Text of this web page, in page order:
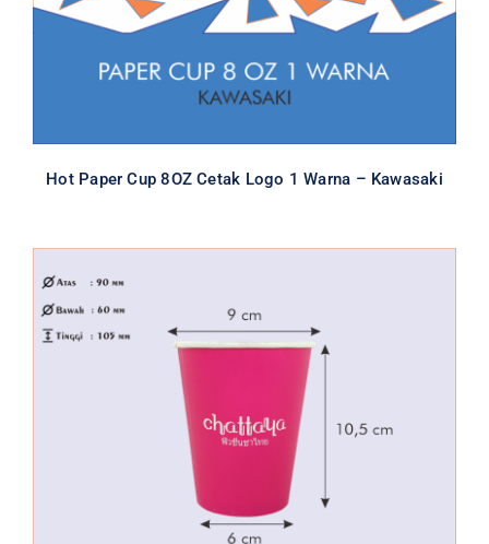
Hot Paper Cup 8OZ Cetak Logo 1 Warna – Kawasaki
Paper Hot Cup 12 Oz Logo 1 Warna –
Satu Watt
Cetak Logo Paper Cup Hot Paper Cup